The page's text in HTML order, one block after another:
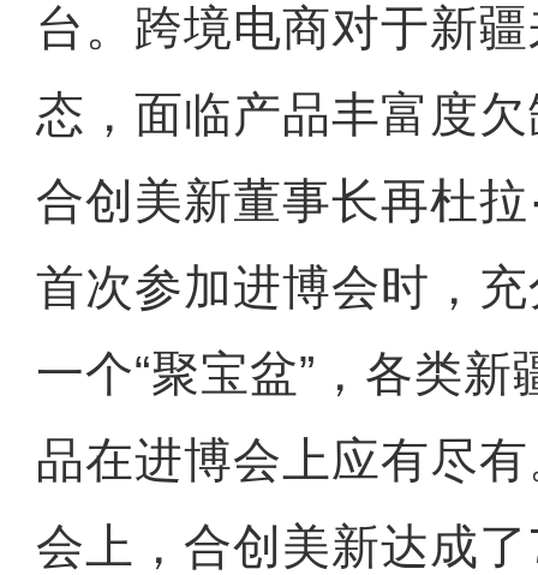
台。跨境电商对于新
态，面临产品丰富度
合创美新董事长再杜
首次参加进博会时，
一个“聚宝盆”，各类
品在进博会上应有尽
会上，合创美新达成